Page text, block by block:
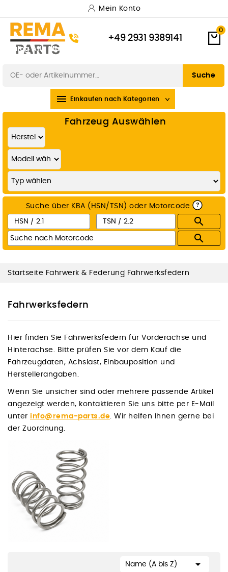
Mein Konto
+49 2931 9389141
0
Fahrzeug Auswählen
Suche über KBA (HSN/TSN) oder Motorcode ?


 Einkaufen nach Kategorien
Katalog Alle Marken
Widerrufsbelehrung Suche
Startseite Fahrwerk & Federung Fahrwerksfedern
Fahrwerksfedern
Hier finden Sie Fahrwerksfedern für Vorderachse und
Hinterachse. Bitte prüfen Sie vor dem Kauf die
Fahrzeugdaten, Achslast, Einbauposition und
Herstellerangaben.
Wenn Sie unsicher sind oder mehrere passende Artikel
angezeigt werden, kontaktieren Sie uns bitte per E-Mail
unter info@rema-parts.de. Wir helfen Ihnen gerne bei
der Zuordnung.
Name (A bis Z) 